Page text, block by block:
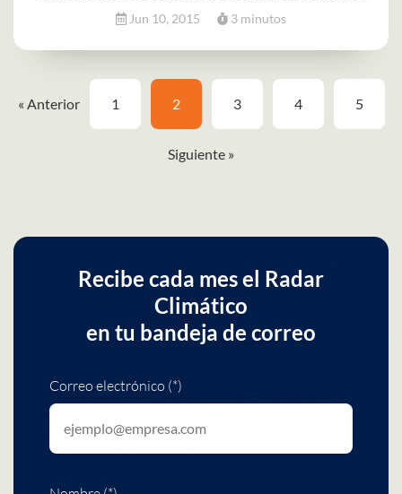
Jun 10, 2015 3 minutos
« Anterior 1 2 3 4 5
Siguiente »
Recibe cada mes el Radar
Climático
en tu bandeja de correo
Correo electrónico (*)